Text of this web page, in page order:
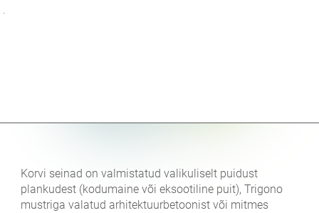
.
Korvi seinad on valmistatud valikuliselt puidust
plankudest (kodumaine või eksootiline puit), Trigono
mustriga valatud arhitektuurbetoonist või mitmes